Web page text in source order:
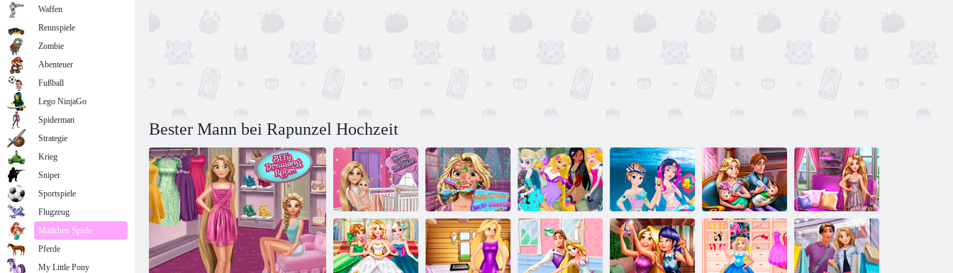
Bester Mann bei Rapunzel Hochzeit
Mommy
Rapunzel Home
Decoration
Rapunzel Haut
Arzt
Disney Princess
Tandem
Meerjungfrau-
Prinzessinnen
Rapunzel
Zwillinge
Familientag
Finde Rapunzels
Ball-Outfit
Waffen
Rennspiele
Zombie
Abenteuer
Fußball
Lego NinjaGo
Spiderman
Strategie
Krieg
Sniper
Sportspiele
Flugzeug
Mädchen Spiele
Pferde
My Little Pony